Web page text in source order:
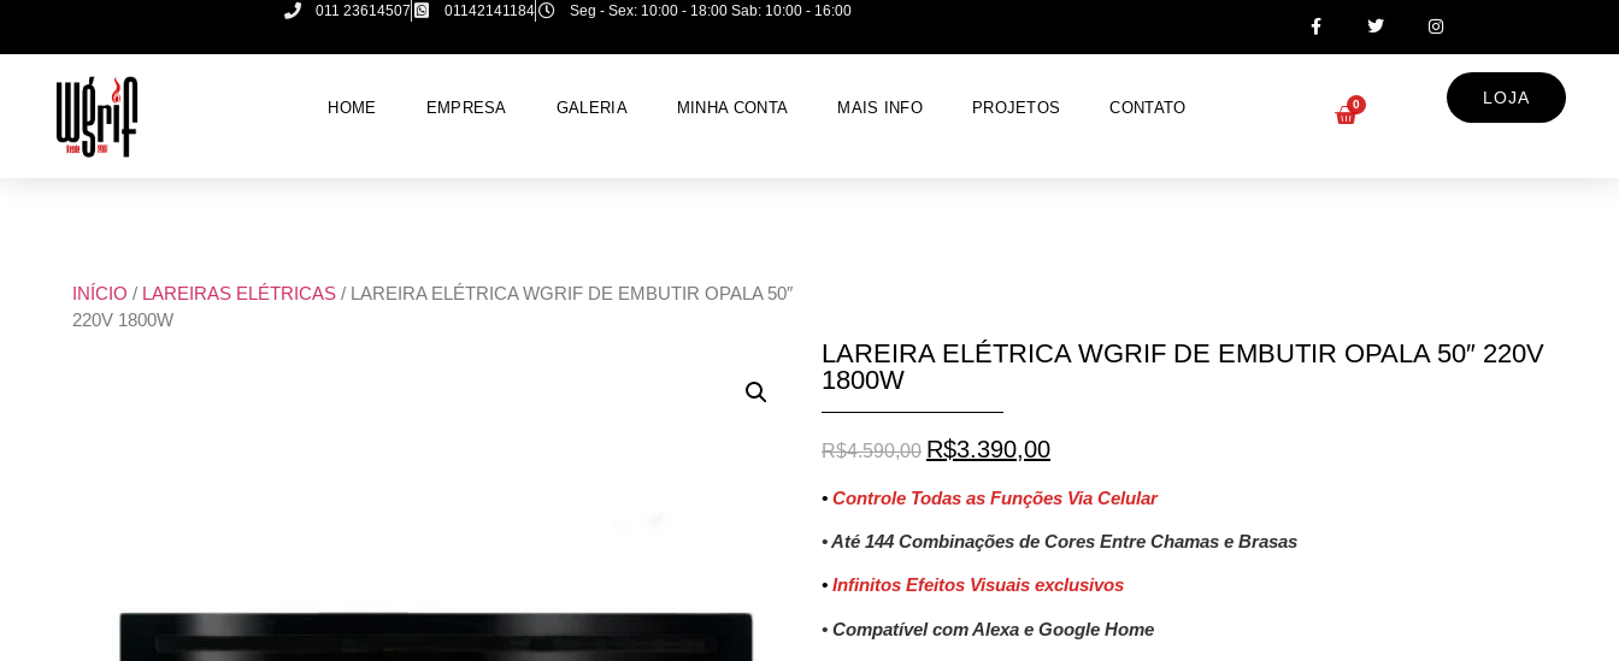
011 23614507 01142141184 Seg - Sex: 10:00 - 18:00 Sab: 10:00 - 16:00
HOME EMPRESA GALERIA MINHA CONTA MAIS INFO PROJETOS CONTATO 0 LOJA
INÍCIO / LAREIRAS ELÉTRICAS / LAREIRA ELÉTRICA WGRIF DE EMBUTIR OPALA 50″
220V 1800W
LAREIRA ELÉTRICA WGRIF DE EMBUTIR OPALA 50″ 220V
1800W
R$4.590,00 R$3.390,00
• Controle Todas as Funções Via Celular
• Até 144 Combinações de Cores Entre Chamas e Brasas
• Infinitos Efeitos Visuais exclusivos
• Compatível com Alexa e Google Home